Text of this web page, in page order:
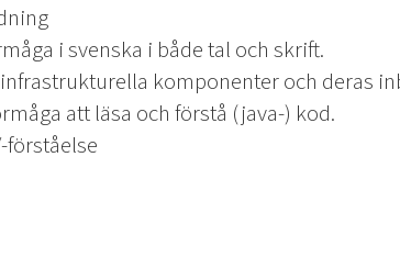
i svenska i både tal och skrift.
komponenter och deras
att läsa och förstå (java-) kod.
förståelse